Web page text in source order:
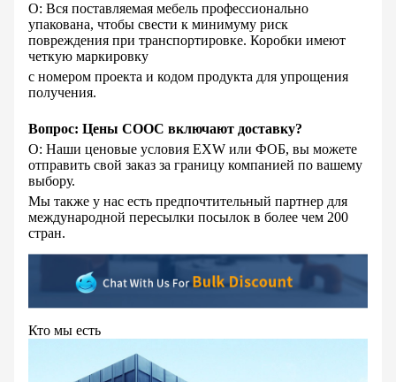
О: Вся поставляемая мебель профессионально
упакована, чтобы свести к минимуму риск
повреждения при транспортировке. Коробки имеют
четкую маркировку
с номером проекта и кодом продукта для упрощения
получения.
Вопрос: Цены COOC включают доставку?
О: Наши ценовые условия EXW или ФОБ, вы можете
отправить свой заказ за границу компанией по вашему
выбору.
Мы также у нас есть предпочтительный партнер для
международной пересылки посылок в более чем 200
стран.
Кто мы есть